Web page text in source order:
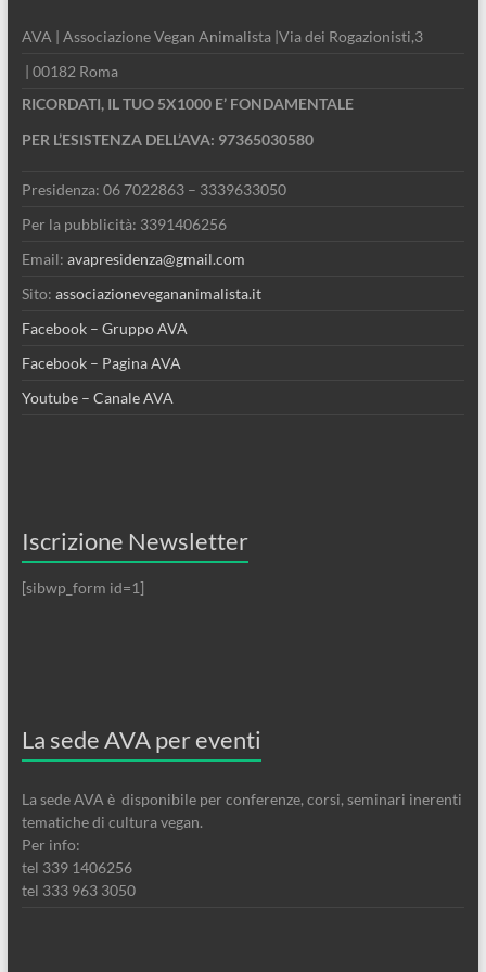
AVA | Associazione Vegan Animalista |Via dei Rogazionisti,3
| 00182 Roma
RICORDATI, IL TUO 5X1000 E’ FONDAMENTALE
PER L’ESISTENZA DELL’AVA: 97365030580
Presidenza: 06 7022863 – 3339633050
Per la pubblicità: 3391406256
Email: avapresidenza@gmail.com
Sito: associazionevegananimalista.it
Facebook – Gruppo AVA
Facebook – Pagina AVA
Youtube – Canale AVA
Iscrizione Newsletter
[sibwp_form id=1]
La sede AVA per eventi
La sede AVA è disponibile per conferenze, corsi, seminari inerenti
tematiche di cultura vegan.
Per info:
tel 339 1406256
tel 333 963 3050